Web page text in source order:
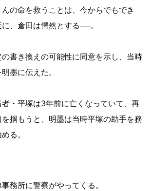
の命を救うことは、今からでもでき
、倉田は愕然とする──。
書き換えの可能性に同意を示し、当時
墨に伝えた。
者・平塚は3年前に亡くなっていて、再
掴もうと、明墨は当時平塚の助手を務
る。
務所に警察がやってくる。